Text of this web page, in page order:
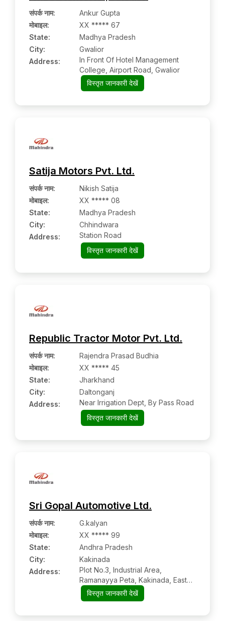
संपर्क नाम:
Ankur Gupta
मोबाइल:
XX ***** 67
State:
Madhya Pradesh
City:
Gwalior
Address:
In Front Of Hotel Management
College, Airport Road, Gwalior
विस्तृत जानकारी देखें
Satija Motors Pvt. Ltd.
संपर्क नाम:
Nikish Satija
मोबाइल:
XX ***** 08
State:
Madhya Pradesh
City:
Chhindwara
Address:
Station Road
विस्तृत जानकारी देखें
Republic Tractor Motor Pvt. Ltd.
संपर्क नाम:
Rajendra Prasad Budhia
मोबाइल:
XX ***** 45
State:
Jharkhand
City:
Daltonganj
Address:
Near Irrigation Dept, By Pass Road
विस्तृत जानकारी देखें
Sri Gopal Automotive Ltd.
संपर्क नाम:
G.kalyan
मोबाइल:
XX ***** 99
State:
Andhra Pradesh
City:
Kakinada
Address:
Plot No.3, Industrial Area,
Ramanayya Peta, Kakinada, East
Godavari
विस्तृत जानकारी देखें